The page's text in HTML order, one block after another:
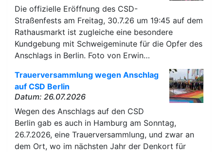
Die offizielle Eröffnung des CSD-
Straßenfests am Freitag, 30.7.26 um 19:45 auf dem
Rathausmarkt ist zugleiche eine besondere
Kundgebung mit Schweigeminute für die Opfer des
Anschlags in Berlin. Foto von Erwin…
Trauerversammlung wegen Anschlag
auf CSD Berlin
Datum: 26.07.2026
Wegen des Anschlags auf den CSD
Berlin gab es auch in Hamburg am Sonntag,
26.7.2026, eine Trauerversammlung, und zwar an
dem Ort, wo im nächsten Jahr der Denkort für